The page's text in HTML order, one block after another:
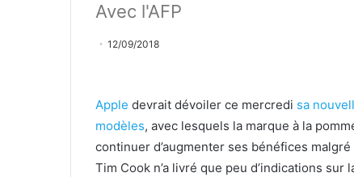
Avec l'AFP
12/09/2018
Apple devrait dévoiler ce mercredi sa
modèles, avec lesquels la marque à la
continuer d’augmenter ses bénéfices
Tim Cook n’a livré que peu d’indications